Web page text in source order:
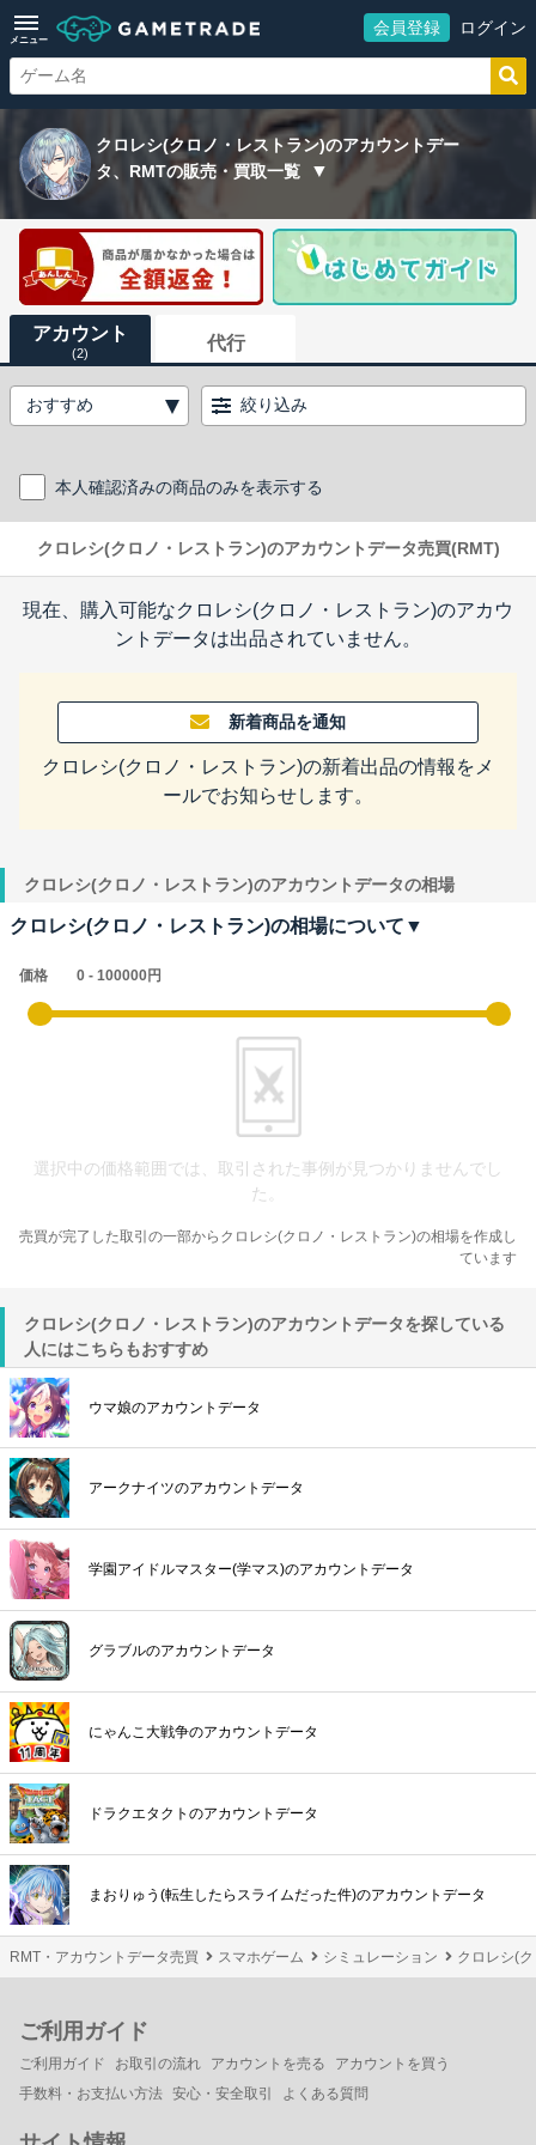
メニュー
会員登録 ログイン
クロレシ(クロノ・レストラン)のアカウントデー
タ、RMTの販売・買取一覧
アカウント
(2) 代行
絞り込み
本人確認済みの商品のみを表示する
クロレシ(クロノ・レストラン)のアカウントデータ売買(RMT)
現在、購入可能なクロレシ(クロノ・レストラン)のアカウ
ントデータは出品されていません。
新着商品を通知
クロレシ(クロノ・レストラン)の新着出品の情報をメ
ールでお知らせします。
クロレシ(クロノ・レストラン)のアカウントデータの相場
クロレシ(クロノ・レストラン)の相場について▼
価格
選択中の価格範囲では、取引された事例が見つかりませんでし
た。
売買が完了した取引の一部からクロレシ(クロノ・レストラン)の相場を作成し
ています
クロレシ(クロノ・レストラン)のアカウントデータを探している
人にはこちらもおすすめ
ウマ娘のアカウントデータ
アークナイツのアカウントデータ
学園アイドルマスター(学マス)のアカウントデータ
グラブルのアカウントデータ
にゃんこ大戦争のアカウントデータ
ドラクエタクトのアカウントデータ
まおりゅう(転生したらスライムだった件)のアカウントデータ
RMT・アカウントデータ売買 スマホゲーム シミュレーション クロレシ(
ご利用ガイド
ご利用ガイド お取引の流れ アカウントを売る
アカウントを買う
手数料・お支払い方法 安心・安全取引 よくある質問